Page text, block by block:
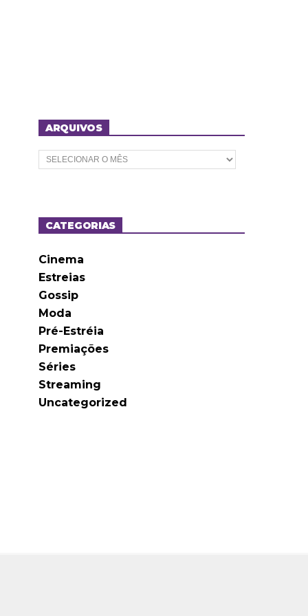
ARQUIVOS
A
r
o
sCATEGORIAS
Cinema
Estreias
Gossip
Moda
Pré-Estréia
Premiações
Séries
Streaming
Uncategorized